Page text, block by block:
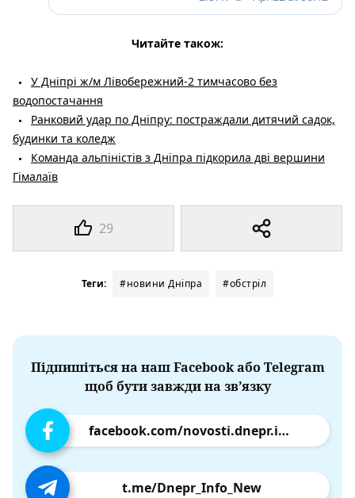
29
Читайте також:
У Дніпрі ж/м Лівобережний-2 тимчасово без
водопостачання
Ранковий удар по Дніпру: постраждали дитячий садок,
будинки та коледж
Команда альпіністів з Дніпра підкорила дві вершини
Гімалаїв
Теги: #новини Дніпра #обстріл
Підпишіться на наш Facebook або Telegram
щоб бути завжди на зв’язку
facebook.com/novosti.dnepr.info
t.me/Dnepr_Info_New